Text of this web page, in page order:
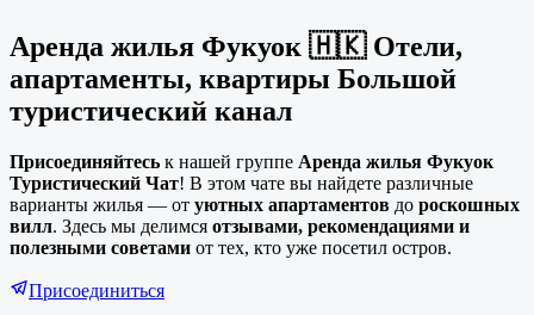
Аренда жилья Фукуок 🇭🇰 Отели,
апартаменты, квартиры Большой
туристический канал
Присоединяйтесь к нашей группе Аренда жилья Фукуок
Туристический Чат! В этом чате вы найдете различные
варианты жилья — от уютных апартаментов до роскошных
вилл. Здесь мы делимся отзывами, рекомендациями и
полезными советами от тех, кто уже посетил остров.
Присоединиться